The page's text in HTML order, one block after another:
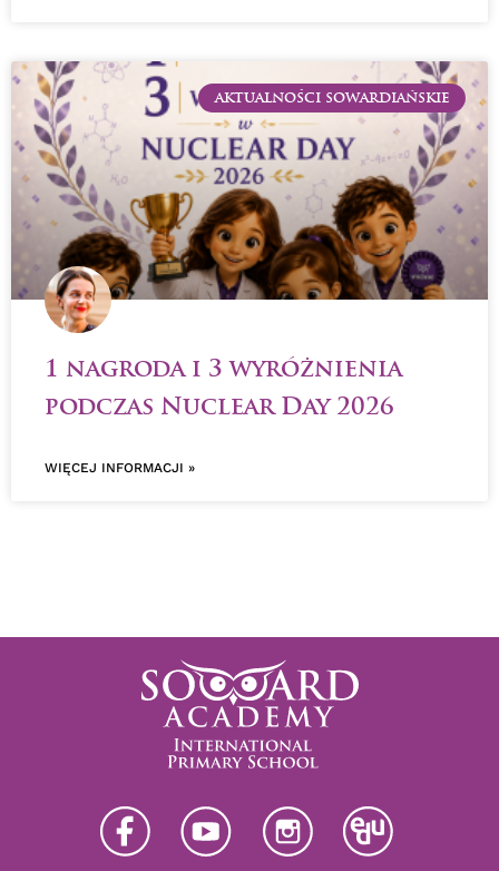
AKTUALNOŚCI SOWARDIAŃSKIE
1 nagroda i 3 wyróżnienia
podczas Nuclear Day 2026
WIĘCEJ INFORMACJI »